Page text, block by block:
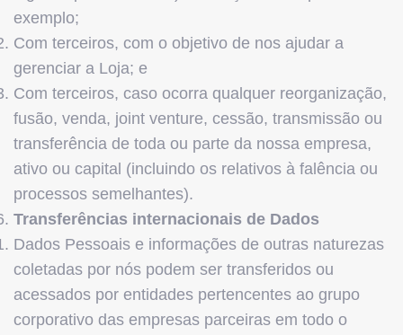
exemplo;
Com terceiros, com o objetivo de nos ajudar a
gerenciar a Loja; e
Com terceiros, caso ocorra qualquer reorganização,
fusão, venda, joint venture, cessão, transmissão ou
transferência de toda ou parte da nossa empresa,
ativo ou capital (incluindo os relativos à falência ou
processos semelhantes).
Transferências internacionais de Dados
Dados Pessoais e informações de outras naturezas
coletadas por nós podem ser transferidos ou
acessados por entidades pertencentes ao grupo
corporativo das empresas parceiras em todo o